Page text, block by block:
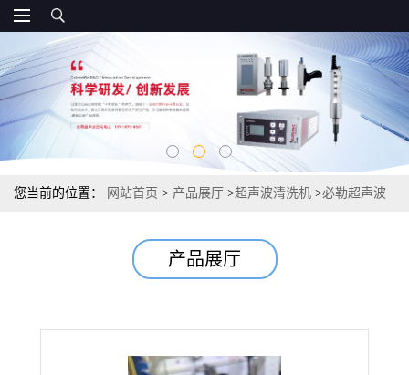
您当前的位置： 网站首页 > 产品展厅 >超声波清洗机 >必勒超声波
产品展厅